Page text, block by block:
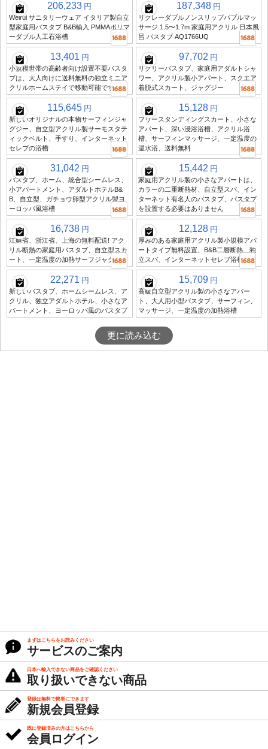
206,233 円
Weirui サニタリーウェア イタリア製自立
型家庭用バスタブ B&B輸入 PMMAポリマ
ーダブル人工石浴槽
187,348 円
リグレーダブルノンスリップバブルマッ
サージ 1.5〜1.7m 家庭用アクリル 日本風
呂 バスタブ AQ1766UQ
13,401 円
小規模世帯の高齢者向け設置不要バスタ
ブは、大人向けに送料無料の独立ミニア
クリルホームステイで移動可能です
97,702 円
リグリーバスタブ、家庭用アダルトシャ
ワー、アクリル製小アパート、スクエア
着脱式スカート、ジャグジー
115,645 円
新しいオリジナルの本物サーフィンジャ
グジー、自立型アクリル製サーモスタテ
ィックベルト、手すり、インターネット
セレブの浴槽
15,128 円
フリースタンディングスカート、小さな
アパート、深い浸浴浴槽、アクリル浴
槽、サーフィンマッサージ、一定温度の
温水浴、送料無料
31,042 円
バスタブ、ホーム、統合型シームレス、
小アパートメント、アダルトホテルB&
B、自立型、ガチョウ卵型アクリル製ヨ
ーロッパ風浴槽
15,442 円
家庭用アクリル製の小さなアパートは、
カラーの二重断熱材、自立型スパ、イン
ターネット有名人のバスタブ、バスタブ
を設置する必要はありません
16,738 円
江蘇省、浙江省、上海の無料配送! アク
リル断熱の家庭用バスタブ、自立型スカ
ート、一定温度の加熱サーフジャグジー
12,128 円
厚みのある家庭用アクリル製小規模アパ
ートタイプ無料設置、B&B二層断熱、独
立スパ、インターネットセレブ浴槽
22,271 円
新しいバスタブ、ホームシームレス、ア
クリル、独立アダルトホテル、小さなア
パートメント、ヨーロッパ風のバスタブ
15,709 円
高級自立型アクリル製の小さなアパー
ト、大人用小型バスタブ、サーフィン、
マッサージ、一定温度の加熱浴槽
更に読み込む
まずはこちらをお読みください
サービスのご案内
日本へ輸入できない商品をご確認ください
取り扱いできない商品
登録は無料で簡単にできます
新規会員登録
既に登録済みの方はこちらから
会員ログイン